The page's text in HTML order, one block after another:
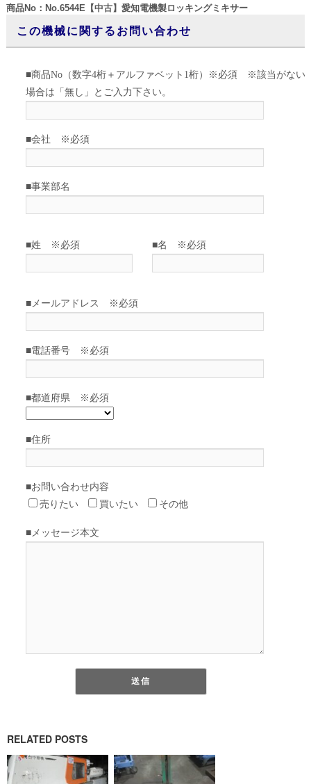
商品No：No.6544E【中古】愛知電機製ロッキングミキサー
この機械に関するお問い合わせ
RELATED POSTS